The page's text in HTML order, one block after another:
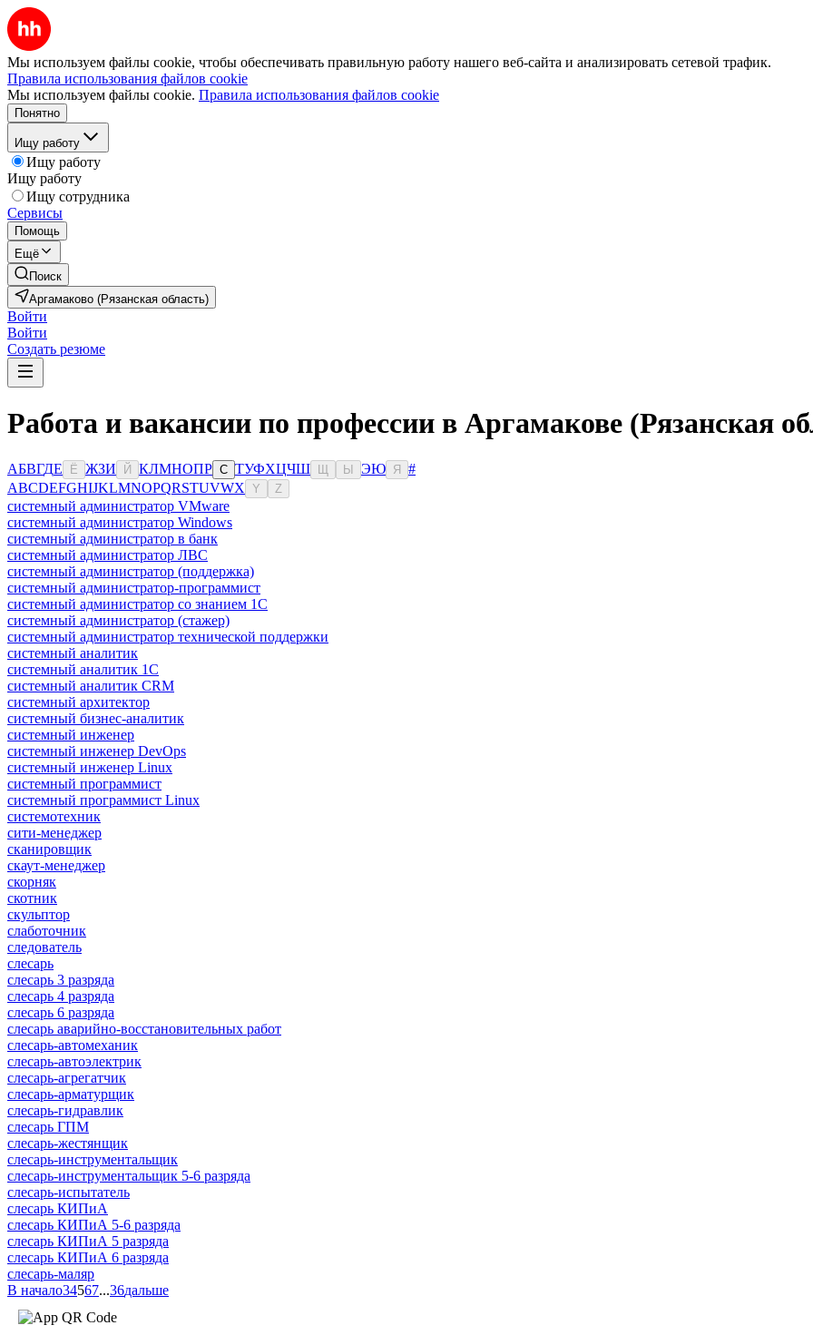
Мы используем файлы cookie, чтобы обеспечивать правильную работу нашего веб-сайта и анализировать сетевой трафик.
Правила использования файлов cookie
Мы используем файлы cookie. Правила использования файлов cookie
Понятно
Ищу работу
Ищу работу
Ищу работу
Ищу сотрудника
Сервисы
Помощь
Ещё
Поиск
Аргамаково (Рязанская область)
Войти
Войти
Создать резюме
Работа и вакансии по профессии в Аргамакове (Рязанская
АБВГДЕ Ё ЖЗИ Й КЛМНОПР С ТУФХЦЧШ Ы ЭЮ Я
#
ABCDEFGHIJKLMNOPQRSTUVWX Y Z
системный администратор VMware
системный администратор Windows
системный администратор в банк
системный администратор ЛВС
системный администратор (поддержка)
системный администратор-программист
системный администратор со знанием 1С
системный администратор (стажер)
системный администратор технической поддержки
системный аналитик
системный аналитик 1С
системный аналитик CRM
системный архитектор
системный бизнес-аналитик
системный инженер
системный инженер DevOps
системный инженер Linux
системный программист
системный программист Linux
системотехник
сити-менеджер
сканировщик
скаут-менеджер
скорняк
скотник
скульптор
слаботочник
следователь
слесарь
слесарь 3 разряда
слесарь 4 разряда
слесарь 6 разряда
слесарь аварийно-восстановительных работ
слесарь-автомеханик
слесарь-автоэлектрик
слесарь-агрегатчик
слесарь-арматурщик
слесарь-гидравлик
слесарь ГПМ
слесарь-жестянщик
слесарь-инструментальщик
слесарь-инструментальщик 5-6 разряда
слесарь-испытатель
слесарь КИПиА
слесарь КИПиА 5-6 разряда
слесарь КИПиА 5 разряда
слесарь КИПиА 6 разряда
слесарь-маляр
В начало34567...36дальше